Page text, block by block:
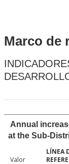
Marco de
Annual
at the Sub-
Valor